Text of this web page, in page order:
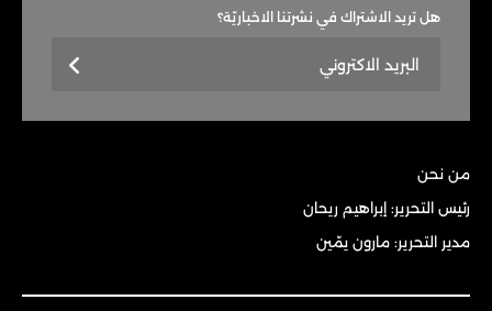
هل تريد الاشتراك في نشرتنا الاخباريّة؟
من نحن
رئيس التحرير: إبراهيم ريحان
مدير التحرير: مارون يمّين